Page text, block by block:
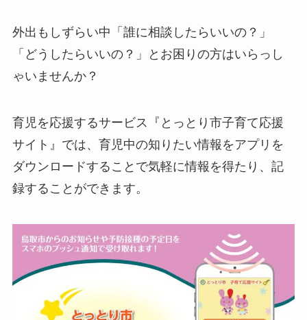
外出もしずらい中「誰に相談したらいいの？」
「どうしたらいいの？」とお困りの方はいらっし
ゃいませんか？
育児を応援するサービス『とっとり市子育て応援
サイト』では、育児中の知りたい情報をアプリを
ダウンロードすることで気軽に情報を得たり、記
録することができます。